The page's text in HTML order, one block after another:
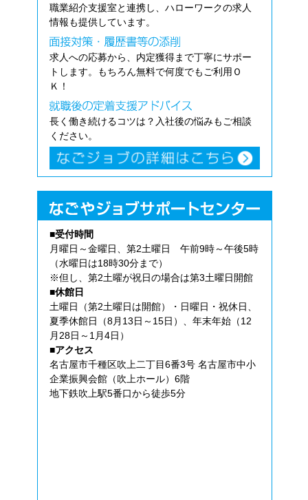
職業紹介支援室と連携し、ハローワークの求人
情報も提供しています。
求人への応募から、内定獲得まで丁寧にサポー
トします。もちろん無料で何度でもご利用Ｏ
Ｋ！
長く働き続けるコツは？入社後の悩みもご相談
ください。
■受付時間
月曜日～金曜日、第2土曜日 午前9時～午後5時
（水曜日は18時30分まで）
※但し、第2土曜が祝日の場合は第3土曜日開館
■休館日
土曜日（第2土曜日は開館）・日曜日・祝休日、
夏季休館日（8月13日～15日）、年末年始（12
月28日～1月4日）
■アクセス
名古屋市千種区吹上二丁目6番3号 名古屋市中小
企業振興会館（吹上ホール）6階
地下鉄吹上駅5番口から徒歩5分